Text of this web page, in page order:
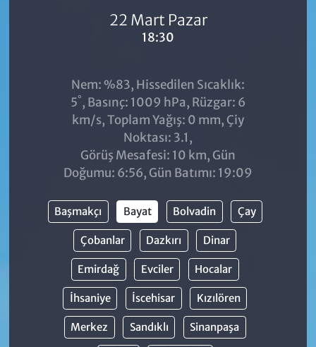
22 Mart Pazar
18:30
Nem: %83, Hissedilen Sıcaklık:
5°, Basınç: 1009 hPa, Rüzgar: 6
km/s, Toplam Yağış: 0 mm, Çiy
Noktası: 3.1,
Görüş Mesafesi: 10 km, Gün
Doğumu: 6:56, Gün Batımı: 19:09
Başmakçı Bayat Bolvadin Çay
Çobanlar Dazkırı Dinar
Emirdağ Evciler Hocalar
İhsaniye İscehisar Kızılören
Merkez Sandıklı Sinanpaşa